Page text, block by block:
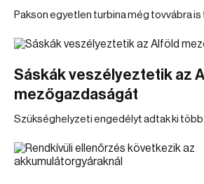
Pakson egyetlen turbina még tovvábra
Sáskák veszélyeztetik az
mezőgazdaságát
Szükséghelyzeti engedélyt adtak ki